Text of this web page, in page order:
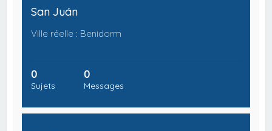
San Juán
Ville réelle : Benidorm
0
Sujets
0
Messages